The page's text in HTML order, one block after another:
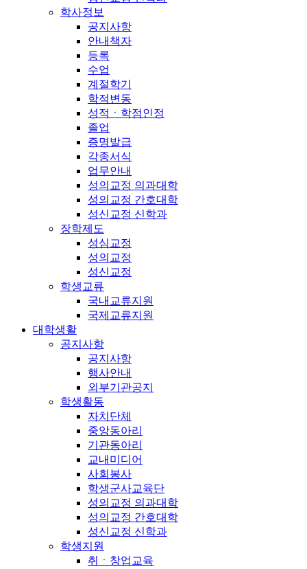
학사정보
공지사항
안내책자
등록
수업
계절학기
학적변동
성적ㆍ학점인정
졸업
증명발급
각종서식
업무안내
성의교정 의과대학
성의교정 간호대학
성신교정 신학과
장학제도
성심교정
성의교정
성신교정
학생교류
국내교류지원
국제교류지원
대학생활
공지사항
공지사항
행사안내
외부기관공지
학생활동
자치단체
중앙동아리
기관동아리
교내미디어
사회봉사
학생군사교육단
성의교정 의과대학
성의교정 간호대학
성신교정 신학과
학생지원
취ㆍ창업교육